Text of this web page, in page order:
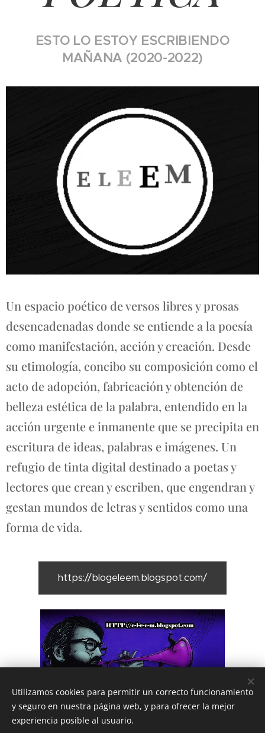
ESTO LO ESTOY ESCRIBIENDO
MAÑANA (2020-2022)
Un espacio poético de versos libres y prosas
desencadenadas donde se entiende a la poesía
como manifestación, acción y creación. Desde
su etimología, concibo su composición como el
acto de adopción, fabricación y obtención de
belleza estética de la palabra, entendido en la
acción urgente e inmanente que se precipita en
escritura de ideas, palabras e imágenes. Un
refugio de tinta digital destinado a poetas y
lectores que crean y escriben, que engendran y
gestan mundos de letras y sentidos como una
forma de vida.
https://blogeleem.blogspot.com/
Utilizamos cookies para permitir un correcto funcionamiento
y seguro en nuestra página web, y para ofrecer la mejor
experiencia posible al usuario.